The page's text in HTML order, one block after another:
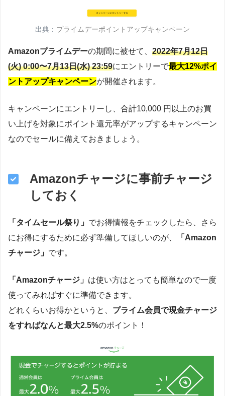
出典： プライムデーポイントアップキャンペーン
Amazonプライムデーの期間に被せて、 2022年7月12日
(火) 0:00〜7月13日(水) 23:59にエントリーで最大12%ポイ
ントアップキャンペーンが開催されます。
キャンペーンにエントリーし、合計10,000 円以上のお買
い上げを対象にポイント還元率がアップするキャンペーン
なのでセールに備えておきましょう。
Amazonチャージに事前チャージ
しておく
「タイムセール祭り」 でお得情報をチェックしたら、さら
にお得にするために必ず準備してほしいのが、
「Amazon
チャージ」 です。
「Amazonチャージ」 は使い方はとっても簡単なので一度
使ってみればすぐに準備できます。
どれくらいお得かというと、 プライム会員で現金チャージ
をすればなんと最大2.5%のポイント！